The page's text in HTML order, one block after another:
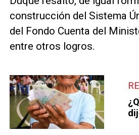
construcción del Sistema
del Fondo Cuenta del
entre otros logros.